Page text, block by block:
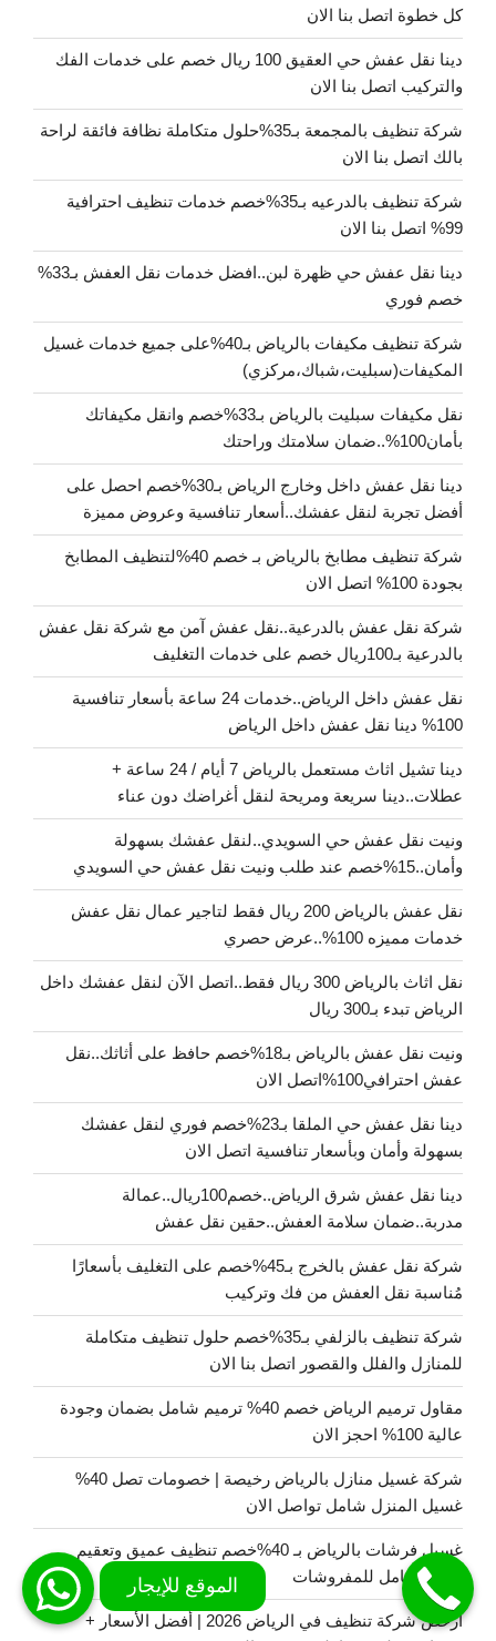
كل خطوة اتصل بنا الان
دينا نقل عفش حي العقيق 100 ريال خصم على خدمات الفك
والتركيب اتصل بنا الان
شركة تنظيف بالمجمعة بـ35%حلول متكاملة نظافة فائقة لراحة
بالك اتصل بنا الان
شركة تنظيف بالدرعيه بـ35%خصم خدمات تنظيف احترافية
99% اتصل بنا الان
دينا نقل عفش حي ظهرة لبن..افضل خدمات نقل العفش بـ33%
خصم فوري
شركة تنظيف مكيفات بالرياض بـ40%على جميع خدمات غسيل
المكيفات(سبليت،شباك،مركزي)
نقل مكيفات سبليت بالرياض بـ33%خصم وانقل مكيفاتك
بأمان100%..ضمان سلامتك وراحتك
دينا نقل عفش داخل وخارج الرياض بـ30%خصم احصل على
أفضل تجربة لنقل عفشك..أسعار تنافسية وعروض مميزة
شركة تنظيف مطابخ بالرياض بـ خصم 40%لتنظيف المطابخ
بجودة 100% اتصل الان
شركة نقل عفش بالدرعية..نقل عفش آمن مع شركة نقل عفش
بالدرعية بـ100ريال خصم على خدمات التغليف
نقل عفش داخل الرياض..خدمات 24 ساعة بأسعار تنافسية
100% دينا نقل عفش داخل الرياض
دينا تشيل اثاث مستعمل بالرياض 7 أيام / 24 ساعة +
عطلات..دينا سريعة ومريحة لنقل أغراضك دون عناء
ونيت نقل عفش حي السويدي..لنقل عفشك بسهولة
وأمان..15%خصم عند طلب ونيت نقل عفش حي السويدي
نقل عفش بالرياض 200 ريال فقط لتاجير عمال نقل عفش
خدمات مميزه 100%..عرض حصري
نقل اثاث بالرياض 300 ريال فقط..اتصل الآن لنقل عفشك داخل
الرياض تبدء بـ300 ريال
ونيت نقل عفش بالرياض بـ18%خصم حافظ على أثاثك..نقل
عفش احترافي100%اتصل الان
دينا نقل عفش حي الملقا بـ23%خصم فوري لنقل عفشك
بسهولة وأمان وبأسعار تنافسية اتصل الان
دينا نقل عفش شرق الرياض..خصم100ريال..عمالة
مدربة..ضمان سلامة العفش..حقين نقل عفش
شركة نقل عفش بالخرج بـ45%خصم على التغليف بأسعارًا
مُناسبة نقل العفش من فك وتركيب
شركة تنظيف بالزلفي بـ35%خصم حلول تنظيف متكاملة
للمنازل والفلل والقصور اتصل بنا الان
مقاول ترميم الرياض خصم 40% ترميم شامل بضمان وجودة
عالية 100% احجز الان
شركة غسيل منازل بالرياض رخيصة | خصومات تصل 40%
غسيل المنزل شامل تواصل الان
غسيل فرشات بالرياض بـ 40%خصم تنظيف عميق وتعقيم
بالبخار كامل للمفروشات
ارخص شركة تنظيف في الرياض 2026 | أفضل الأسعار +